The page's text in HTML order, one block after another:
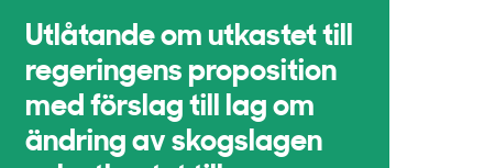
Utlåtande om utkastet till
regeringens proposition
med förslag till lag om
ändring av skogslagen